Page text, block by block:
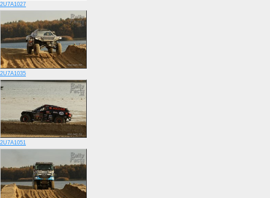
2U7A1027
2U7A1035
2U7A1051